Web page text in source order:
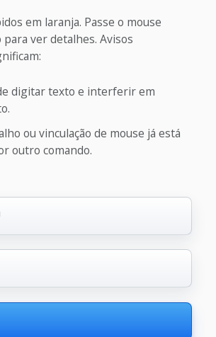
em laranja. Passe o mouse
ver detalhes. Avisos
digitar texto e interferir em
ou vinculação de mouse já está
outro comando.